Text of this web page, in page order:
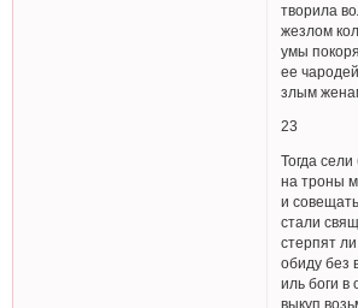
творила
жезлом
умы
ее
злым
23
Тогда сели
на троны
и
стали
стерпят
обиду без
иль боги в
выкуп